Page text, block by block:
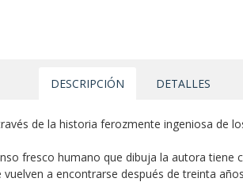
DESCRIPCIÓN DETALLES
de la historia ferozmente ingeniosa de
fresco humano que dibuja la autora tiene
a encontrarse después de treinta